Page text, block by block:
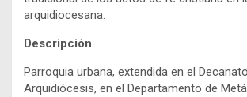
arquidiocesana.
Descripción
Parroquia urbana, extendida en el
Arquidiócesis, en el Departamento de